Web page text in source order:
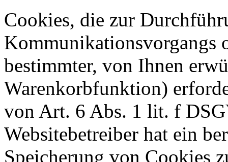
Cookies, die zur
Kommunikationsvorgangs
bestimmter, von Ihnen
Warenkorbfunktion)
von Art. 6 Abs. 1 lit. f
Websitebetreiber hat ein
Speicherung von Cookies